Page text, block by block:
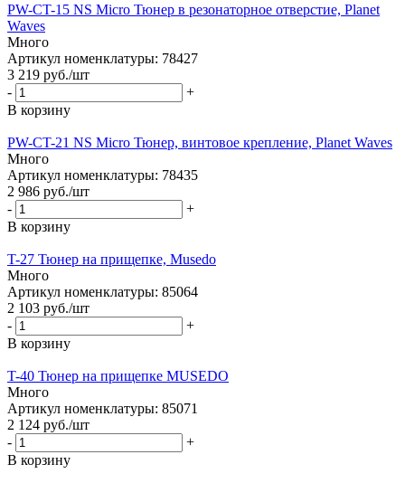
PW-CT-15 NS Micro Тюнер в резонаторное отверстие, Planet
Waves
Много
Артикул номенклатуры: 78427
3 219 руб./шт
-
+
В корзину
PW-CT-21 NS Micro Тюнер, винтовое крепление, Planet Waves
Много
Артикул номенклатуры: 78435
2 986 руб./шт
-
+
В корзину
T-27 Тюнер на прищепке, Musedo
Много
Артикул номенклатуры: 85064
2 103 руб./шт
-
+
В корзину
T-40 Тюнер на прищепке MUSEDO
Много
Артикул номенклатуры: 85071
2 124 руб./шт
-
+
В корзину